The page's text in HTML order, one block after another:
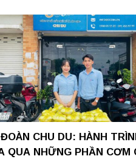
CHU DU: HÀNH
QUA NHỮNG PHẦN CƠM